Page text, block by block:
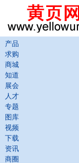
产品
求购
商城
知道
展会
人才
专题
图库
视频
下载
资讯
商圈